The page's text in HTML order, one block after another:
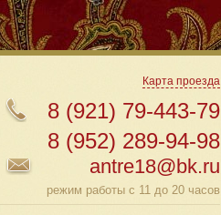
Карта проезда
8 (921) 79-443-79
8 (952) 289-94-98
antre18@bk.ru
режим работы с 11 до 20 часов